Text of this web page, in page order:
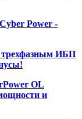
Power -
трехфазным ИБП
OL
и